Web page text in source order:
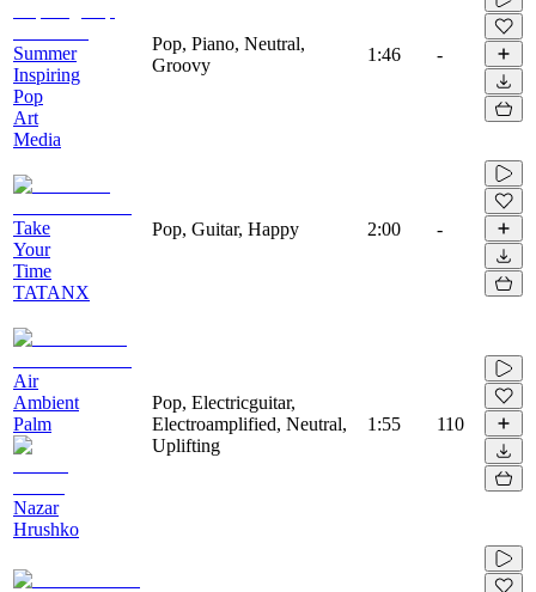
Summer
Inspiring
Pop
Art
Media
Pop, Piano, Neutral,
Groovy
1:46 -
Take
Your
Time
TATANX
Pop, Guitar, Happy 2:00 -
Air
Ambient
Palm
Nazar
Hrushko
Pop, Electricguitar,
Electroamplified, Neutral,
Uplifting
1:55 110